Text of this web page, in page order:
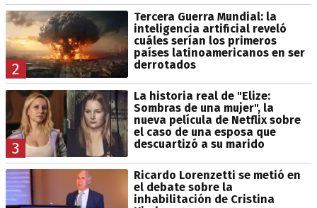
2
Tercera Guerra Mundial: la
inteligencia artificial reveló
cuáles serían los primeros
países latinoamericanos en ser
derrotados
3
La historia real de "Elize:
Sombras de una mujer", la
nueva película de Netflix sobre
el caso de una esposa que
descuartizó a su marido
Ricardo Lorenzetti se metió en
el debate sobre la
inhabilitación de Cristina